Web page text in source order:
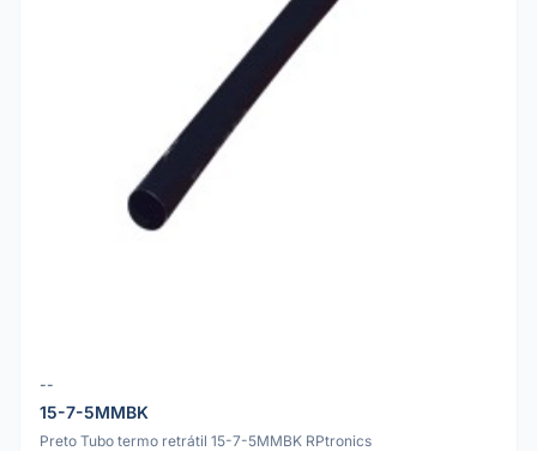
--
15-7-5MMBK
Preto Tubo termo retrátil 15-7-5MMBK RPtronics